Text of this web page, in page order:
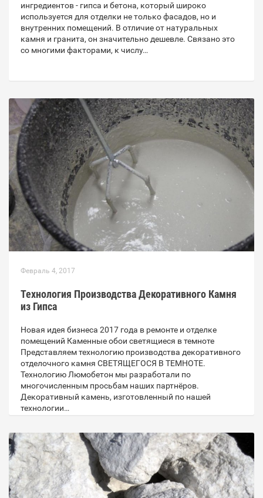
ингредиентов - гипса и бетона, который широко
используется для отделки не только фасадов, но и
внутренних помещений. В отличие от натуральных
камня и гранита, он значительно дешевле. Связано это
со многими факторами, к числу…
Февраль 4, 2017
Технология Производства Декоративного Камня
из Гипса
Новая идея бизнеса 2017 года в ремонте и отделке
помещений Каменные обои светящиеся в темноте
Представляем технологию производства декоративного
отделочного камня СВЕТЯЩЕГОСЯ В ТЕМНОТЕ.
Технологию Люмобетон мы разработали по
многочисленным просьбам наших партнёров.
Декоративный камень, изготовленный по нашей
технологии…